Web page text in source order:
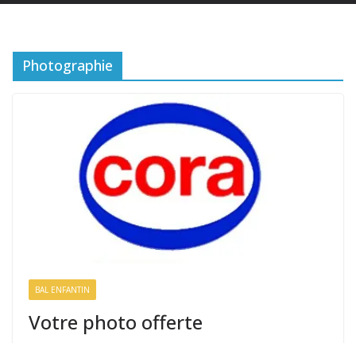
Photographie
BAL ENFANTIN
Votre photo offerte